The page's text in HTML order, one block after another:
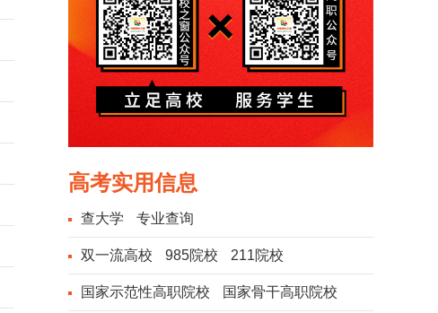
高考实用信息
查大学 专业查询
双一流高校 985院校 211院校
国家示范性高职院校 国家骨干高职院校